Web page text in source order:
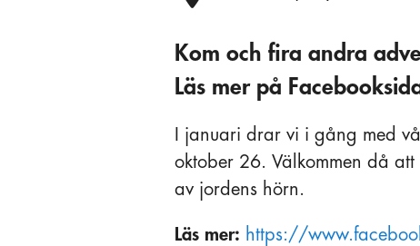
Kom och fira andra
Läs mer på
I januari drar vi i gång med
oktober 26. Välkommen då
av jordens hörn.
Läs mer: https://